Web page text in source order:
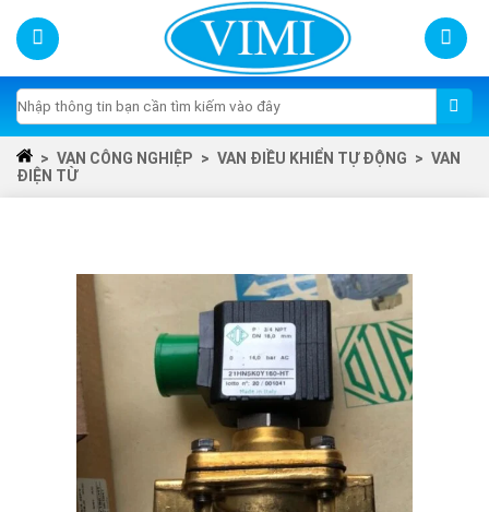
Skip
content
Tìm
kiếm:
> VAN CÔNG NGHIỆP > VAN ĐIỀU KHIỂN TỰ ĐỘNG > VAN
ĐIỆN TỪ